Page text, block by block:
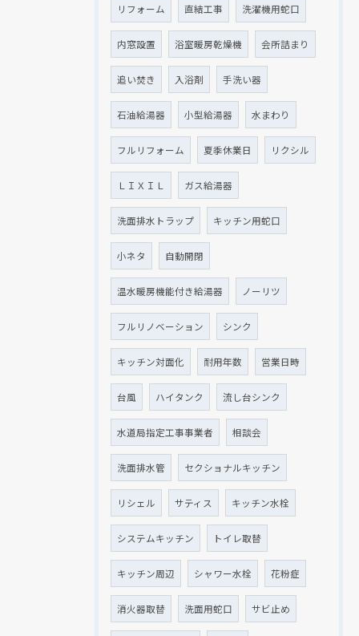
リフォーム 直結工事 洗濯機用蛇口
内窓設置 浴室暖房乾燥機 会所詰まり
追い焚き 入浴剤 手洗い器
石油給湯器 小型給湯器 水まわり
フルリフォーム 夏季休業日 リクシル
ＬＩＸＩＬ ガス給湯器
洗面排水トラップ キッチン用蛇口
小ネタ 自動開閉
温水暖房機能付き給湯器 ノーリツ
フルリノベーション シンク
キッチン対面化 耐用年数 営業日時
台風 ハイタンク 流し台シンク
水道局指定工事事業者 相談会
洗面排水管 セクショナルキッチン
リシェル サティス キッチン水栓
システムキッチン トイレ取替
キッチン周辺 シャワー水栓 花粉症
消火器取替 洗面用蛇口 サビ止め